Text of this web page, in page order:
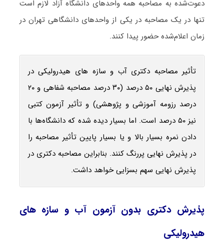
دعوت‌شده به مصاحبه همه واحدهای دانشگاه آزاد لازم است
تنها در یک مصاحبه در یکی از واحدهای دانشگاهی تهران در
زمان اعلام‌شده حضور پیدا کنند.
تأثیر مصاحبه دکتری آب و سازه‎‌ های هیدرولیکی در
پذیرش نهایی ۵۰ درصد (۳۰ درصد مصاحبه شفاهی و ۲۰
درصد رزومه آموزشی و پژوهشی) و تأثیر آزمون کتبی
نیز ۵۰ درصد است. اما بسیار دیده شده که دانشگاه‌ها با
دادن نمره بسیار بالا و یا بسیار پایین تأثیر مصاحبه را
در پذیرش نهایی پررنگ کنند. بنابراین مصاحبه دکتری در
پذیرش نهایی سهم بسزایی خواهد داشت.
پذیرش دکتری بدون آزمون آب و سازه‎‌ های
هیدرولیکی